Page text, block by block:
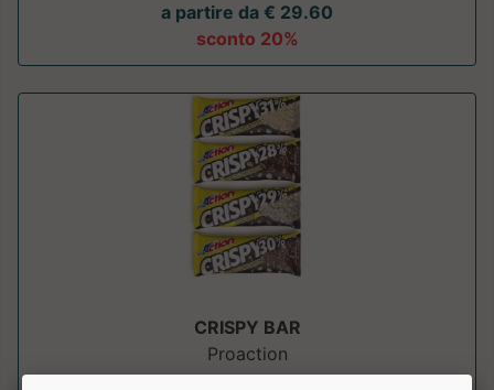
a partire da € 29.60
sconto 20%
CRISPY BAR
Proaction